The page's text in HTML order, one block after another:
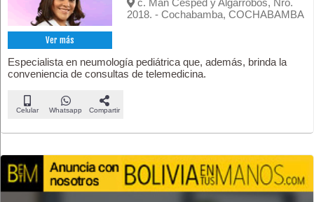
Ver más
c. Man Césped y Algarrobos, Nro.
2018. - Cochabamba, COCHABAMBA
Especialista en neumología pediátrica que, además, brinda la
conveniencia de consultas de telemedicina.
Celular Whatsapp Compartir